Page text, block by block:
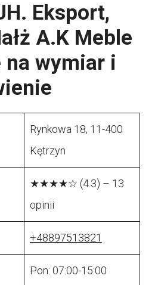
Eksport,
A.K Meble
na wymiar i
Rynkowa 18, 11-400
Kętrzyn
★★★★☆ (4.3) – 13
opinii
+48897513821
Pon: 07:00-15:00